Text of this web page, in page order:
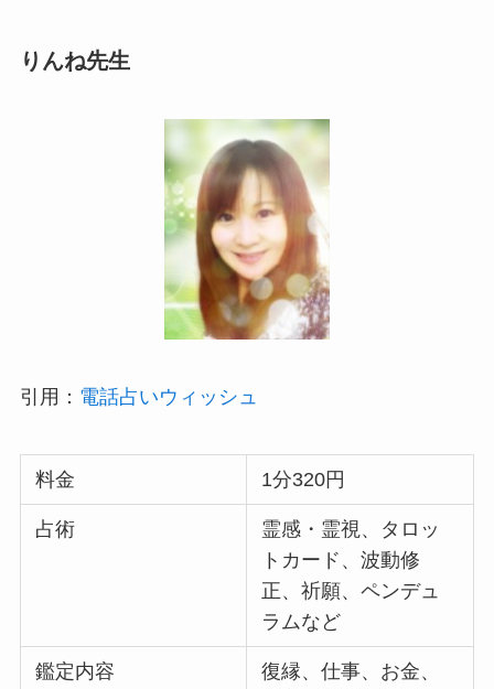
りんね先生
引用： 電話占いウィッシュ
料金 1分320円
占術
霊感・霊視、タロッ
トカード、波動修
正、祈願、ペンデュ
ラムなど
鑑定内容
復縁、仕事、お金、